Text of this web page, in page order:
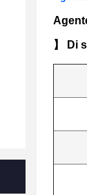
】 Di